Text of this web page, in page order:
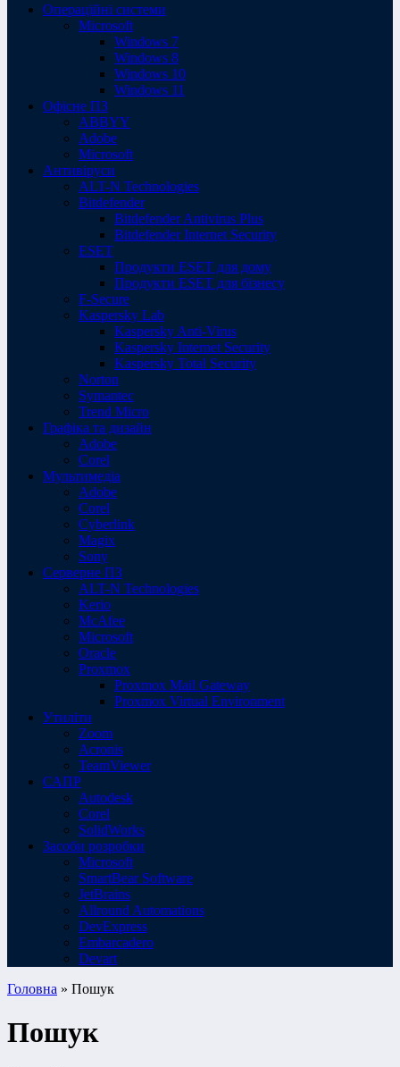
Операційні системи
Microsoft
Windows 7
Windows 8
Windows 10
Windows 11
Офісне ПЗ
ABBYY
Adobe
Microsoft
Антивіруси
ALT-N Technologies
Bitdefender
Bitdefender Antivirus Plus
Bitdefender Internet Security
ESET
Продукти ESET для дому
Продукти ESET для бізнесу
F-Secure
Kaspersky Lab
Kaspersky Anti-Virus
Kaspersky Internet Security
Kaspersky Total Security
Norton
Symantec
Trend Micro
Графіка та дизайн
Adobe
Corel
Мультимедіа
Adobe
Corel
Cyberlink
Magix
Sony
Серверне ПЗ
ALT-N Technologies
Kerio
McAfee
Microsoft
Oracle
Proxmox
Proxmox Mail Gateway
Proxmox Virtual Environment
Утиліти
Zoom
Acronis
TeamViewer
САПР
Autodesk
Corel
SolidWorks
Засоби розробки
Microsoft
SmartBear Software
JetBrains
Allround Automations
DevExpress
Embarcadero
Devart
Головна » Пошук
Пошук